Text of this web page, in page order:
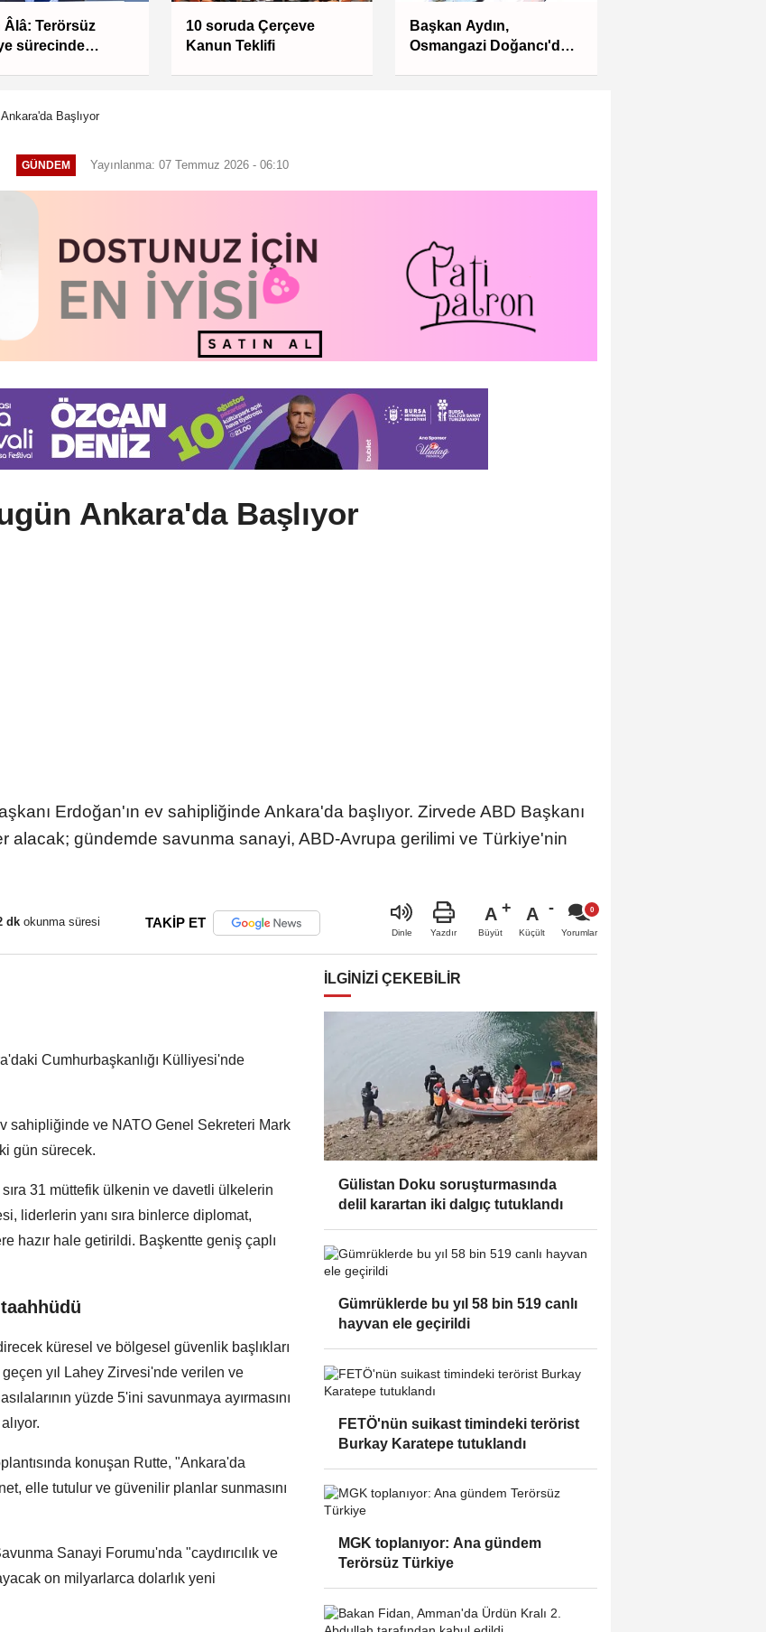
Âlâ: Terörsüz
sürecinde
10 soruda Çerçeve
Kanun Teklifi
Başkan Aydın,
Osmangazi Doğancı'da
Başlıyor
GÜNDEM Yayınlanma: 07 Temmuz 2026 - 06:10
Ankara'da Başlıyor
Erdoğan'ın ev sahipliğinde Ankara'da başlıyor. Zirvede ABD Başkanı
alacak; gündemde savunma sanayi, ABD-Avrupa gerilimi ve Türkiye'nin
dk okunma süresi TAKİP ET
Dinle Yazdır
A
Büyüt
A
Küçült Yorumlar
Cumhurbaşkanlığı Külliyesi'nde
sahipliğinde ve NATO Genel Sekreteri Mark
gün sürecek.
31 müttefik ülkenin ve davetli ülkelerin
liderlerin yanı sıra binlerce diplomat,
hazır hale getirildi. Başkentte geniş çaplı
küresel ve bölgesel güvenlik başlıkları
geçen yıl Lahey Zirvesi'nde verilen ve
yüzde 5'ini savunmaya ayırmasını
konuşan Rutte, "Ankara'da
elle tutulur ve güvenilir planlar sunmasını
Sanayi Forumu'nda "caydırıcılık ve
on milyarlarca dolarlık yeni
İLGINIZI ÇEKEBILIR
Gülistan Doku soruşturmasında
delil karartan iki dalgıç tutuklandı
Gümrüklerde bu yıl 58 bin 519 canlı
hayvan ele geçirildi
FETÖ'nün suikast timindeki terörist
Burkay Karatepe tutuklandı
MGK toplanıyor: Ana gündem
Terörsüz Türkiye